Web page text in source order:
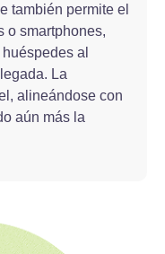
también permite el
o smartphones,
al
La
alineándose con
aún más la